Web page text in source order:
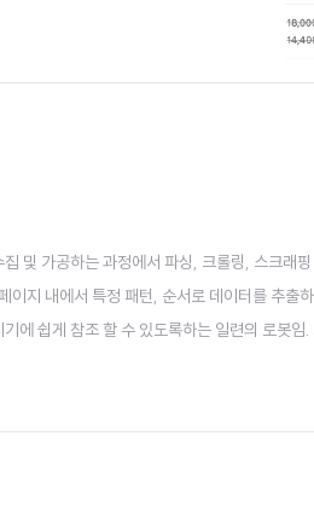
및 가공하는 과정에서 파싱, 크롤링, 스크래
지 내에서 특정 패턴, 순서로 데이터를 추출
에 쉽게 참조 할 수 있도록하는 일련의 로봇